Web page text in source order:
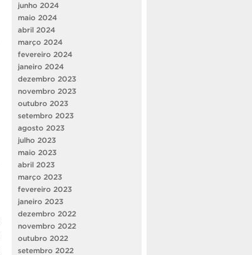
junho 2024
maio 2024
abril 2024
março 2024
fevereiro 2024
janeiro 2024
dezembro 2023
novembro 2023
outubro 2023
setembro 2023
agosto 2023
julho 2023
maio 2023
abril 2023
março 2023
fevereiro 2023
janeiro 2023
dezembro 2022
novembro 2022
outubro 2022
setembro 2022